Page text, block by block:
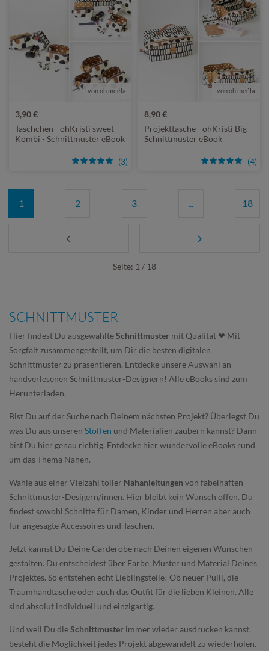
von oh meéla
3,90 €
(3)
Täschchen - ohKristi sweet
Kombi - Schnittmuster eBook
von oh meéla
8,90 €
(4)
Projekttasche - ohKristi Big -
Schnittmuster eBook
1 2 3 ... 18
Seite: 1 / 18
SCHNITTMUSTER
Hier findest Du ausgewählteSchnittmuster mit Qualität ❤ Mit
Sorgfalt zusammengestellt, um Dir die besten digitalen
Schnittmuster zu präsentieren. Entdecke unsere Auswahl an
handverlesenen Schnittmuster-Designern! Alle eBooks sind zum
Herunterladen.
Bist Du auf der Suche nach Deinem nächsten Projekt? Überlegst Du
was Du aus unseren Stoffen und Materialien zaubern kannst? Dann
bist Du hier genau richtig. Entdecke hier wundervolle eBooks rund
um das Thema Nähen.
Wähle aus einer Vielzahl toller Nähanleitungen von fabelhaften
Schnittmuster-Desigern/innen. Hier bleibt kein Wunsch offen. Du
findest sowohl Schnitte für Damen, Kinder und Herren aber auch
für angesagte Accessoires und Taschen.
Jetzt kannst Du Deine Garderobe nach Deinen eigenen Wünschen
gestalten. Du entscheidest über Farbe, Muster und Material Deines
Projektes. So entstehen echt Lieblingsteile! Ob neuer Pulli, die
Traumhandtasche oder auch das Outfit für die lieben Kleinen. Alle
sind absolut individuell und einzigartig.
Und weil Du dieSchnittmuster immer wieder ausdrucken kannst,
besteht die Möglichkeit jedes Projekt abgewandelt zu wiederholen.